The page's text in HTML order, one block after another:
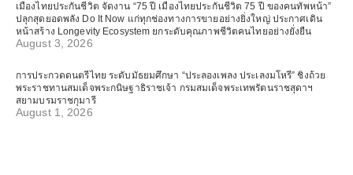
เมืองไทยประกันชีวิต จัดงาน “75 ปี เมืองไทยประกันชีวิต 75 ปี ของคนทัพหน้า”
ปลุกสุดยอดพลัง Do It Now แก่ทุกช่องทางการขายอย่างยิ่งใหญ่ ประกาศเดิน
หน้าสร้าง Longevity Ecosystem ยกระดับคุณภาพชีวิตคนไทยอย่างยั่งยืน
August 3, 2026
การประกวดดนตรีไทย ระดับมัธยมศึกษา “ประลองเพลง ประเลงมโหรี” ชิงถ้วย
พระราชทานสมเด็จพระกนิษฐาธิราชเจ้า กรมสมเด็จพระเทพรัตนราชสุดาฯ
สยามบรมราชกุมารี
August 1, 2026